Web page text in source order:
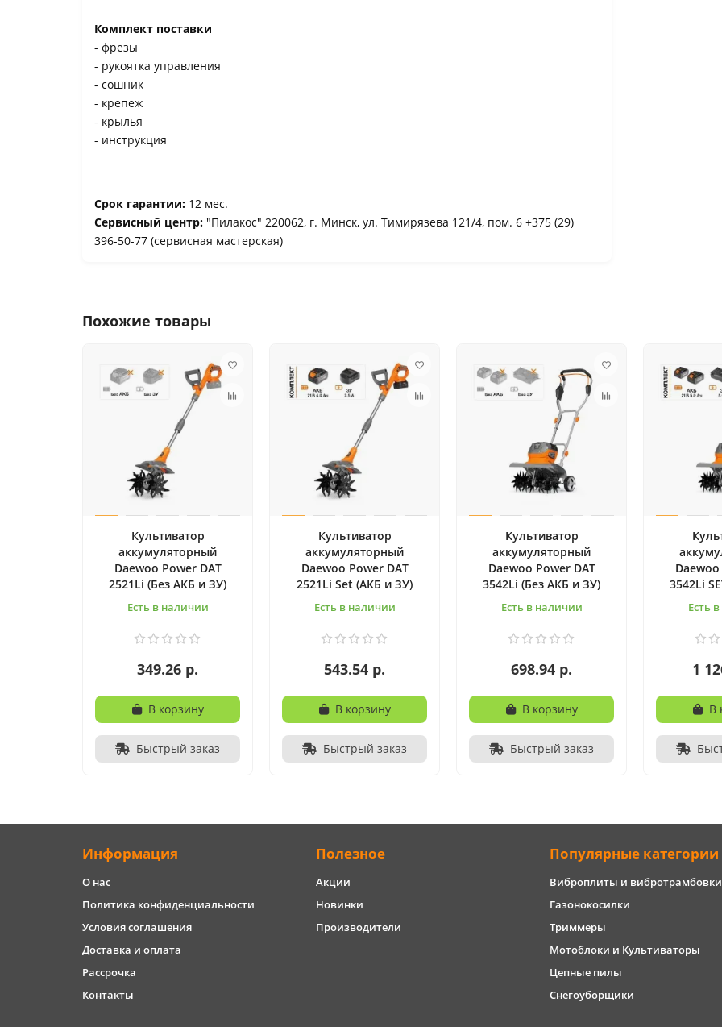
Комплект поставки
- фрезы
- рукоятка управления
- сошник
- крепеж
- крылья
- инструкция
Срок гарантии: 12 мес.
Сервисный центр: "Пилакос" 220062, г. Минск, ул. Тимирязева 121/4, пом. 6 +375 (29)
396-50-77 (cервисная мастерская)
Похожие товары
Культиватор
аккумуляторный
Daewoo Power DAT
2521Li (Без АКБ и ЗУ)
Есть в наличии
349.26 р.
В корзину
Быстрый заказ
Культиватор
аккумуляторный
Daewoo Power DAT
2521Li Set (АКБ и ЗУ)
Есть в наличии
543.54 р.
В корзину
Быстрый заказ
Культиватор
аккумуляторный
Daewoo Power DAT
3542Li (Без АКБ и ЗУ)
Есть в наличии
698.94 р.
В корзину
Быстрый заказ
3542Li
Есть
1
В
Информация
О нас
Политика конфиденциальности
Условия соглашения
Доставка и оплата
Рассрочка
Контакты
Полезное
Акции
Новинки
Производители
Популярные категории
Виброплиты и вибротрамбовки
Газонокосилки
Триммеры
Мотоблоки и Культиваторы
Цепные пилы
Снегоуборщики